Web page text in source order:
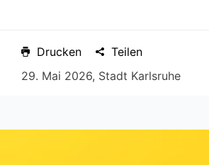
Drucken
Teilen
29. Mai 2026, Stadt Karlsruhe